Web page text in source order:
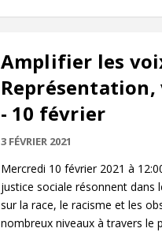
Amplifier les
- 10 février
3 FÉVRIER 2021
Mercredi 10 février 2021 à
justice sociale résonnent
sur la race, le racisme et les
nombreux niveaux à travers le